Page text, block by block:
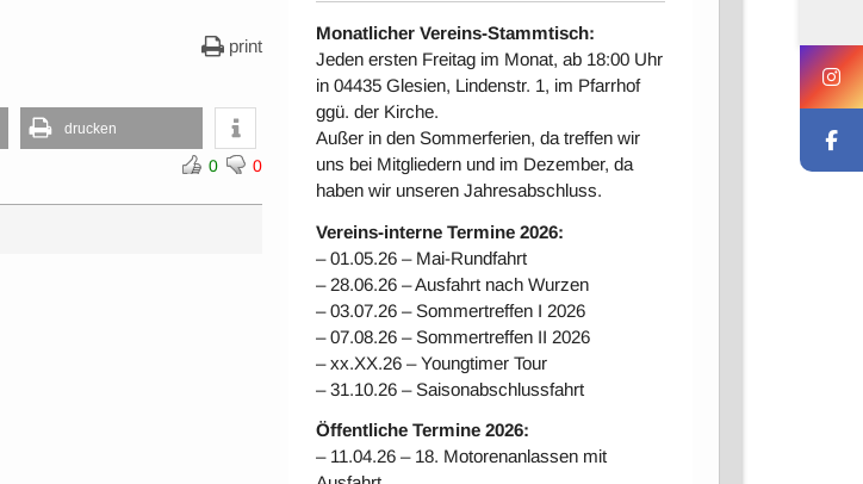
print
drucken
0 0
Monatlicher Vereins-Stammtisch:
Jeden ersten Freitag im Monat, ab 18:00 Uhr
in 04435 Glesien, Lindenstr. 1, im Pfarrhof
ggü. der Kirche.
Außer in den Sommerferien, da treffen wir
uns bei Mitgliedern und im Dezember, da
haben wir unseren Jahresabschluss.
Vereins-interne Termine 2026:
– 01.05.26 – Mai-Rundfahrt
– 28.06.26 – Ausfahrt nach Wurzen
– 03.07.26 – Sommertreffen I 2026
– 07.08.26 – Sommertreffen II 2026
– xx.XX.26 – Youngtimer Tour
– 31.10.26 – Saisonabschlussfahrt
Öffentliche Termine 2026:
– 11.04.26 – 18. Motorenanlassen mit